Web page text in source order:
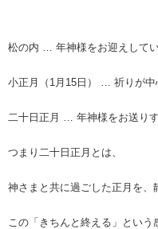
松の内 … 年神様をお迎えして
小正月（1月15日） … 祈りが中
二十日正月 … 年神様をお送り
つまり二十日正月とは、
神さまと共に過ごした正月を、
この「きちんと終える」という